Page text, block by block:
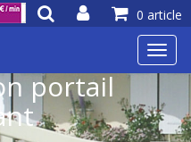
0 article
portail